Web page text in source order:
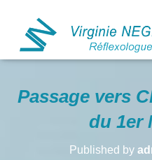
Passage vers
du 1er
Published by